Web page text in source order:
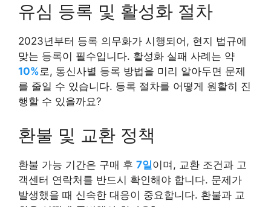
유심 등록 및 활성화 절차
2023년부터 등록 의무화가 시행되어, 현지 법규에
맞는 등록이 필수입니다. 활성화 실패 사례는 약
10%로, 통신사별 등록 방법을 미리 알아두면 문제
를 줄일 수 있습니다. 등록 절차를 어떻게 원활히 진
행할 수 있을까요?
환불 및 교환 정책
환불 가능 기간은 구매 후 7일이며, 교환 조건과 고
객센터 연락처를 반드시 확인해야 합니다. 문제가
발생했을 때 신속한 대응이 중요합니다. 환불과 교